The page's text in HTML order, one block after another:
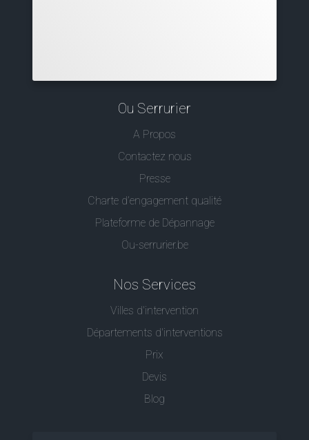
Ou Serrurier
A Propos
Contactez nous
Presse
Charte d’engagement qualité
Plateforme de Dépannage
Ou-serrurier.be
Nos Services
Villes d'intervention
Départements d'interventions
Prix
Devis
Blog